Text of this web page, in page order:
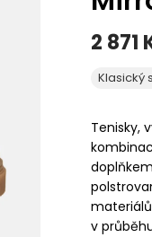
2 871
Klasický
Tenisky,
v